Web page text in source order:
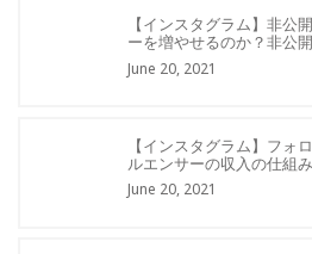
【インスタグラム】非公
ーを増やせるのか？非公
June 20, 2021
【インスタグラム】フォ
ルエンサーの収入の仕組
June 20, 2021